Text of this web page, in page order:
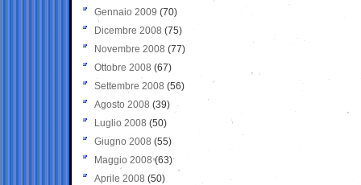
Gennaio 2009 (70)
Dicembre 2008 (75)
Novembre 2008 (77)
Ottobre 2008 (67)
Settembre 2008 (56)
Agosto 2008 (39)
Luglio 2008 (50)
Giugno 2008 (55)
Maggio 2008(63)
Aprile 2008 (50)